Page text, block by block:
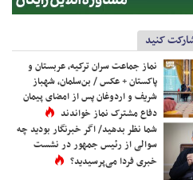
کنید
نماز جماعت سران ترکیه، عربستان و
پاکستان + عکس / بن‌سلمان، شهباز
شریف و اردوغان پس از امضای پیمان
دفاع مشترک نماز خواندند
شما نظر بدهید/ اگر خبرنگار بودید چه
سوالی از رئیس جمهور در نشست
خبری فردا می‌پرسیدید؟